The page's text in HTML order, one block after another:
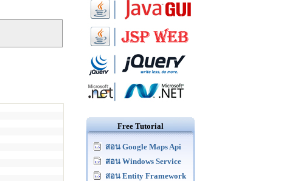
Free Tutorial
สอน Google Maps Api
สอน Windows Service
สอน Entity Framework